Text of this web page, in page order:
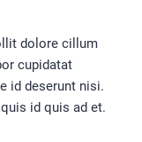
dolore cillum
cupidatat
id deserunt nisi.
id quis ad et.